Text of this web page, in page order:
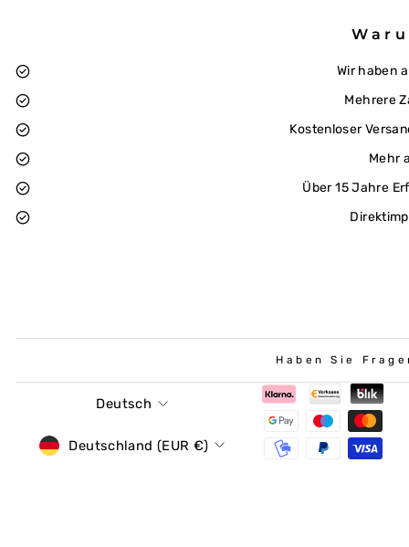
Wir haben
Mehrere
Kostenloser
Mehr
Über 15 Jahre
Haben Sie
Sprache
Deutsch
Währung
Deutschland (EUR €)